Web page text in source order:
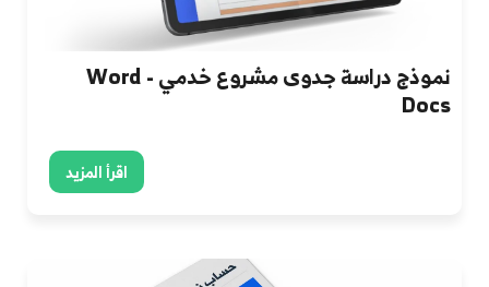
نموذج دراسة جدوى مشروع خدمي Word -
Docs
اقرأ المزيد